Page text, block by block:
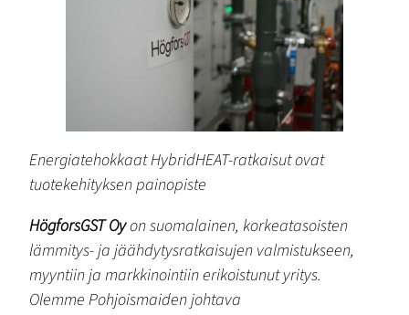
Energiatehokkaat HybridHEAT-ratkaisut ovat
tuotekehityksen painopiste
HögforsGST Oyon suomalainen, korkeatasoisten
lämmitys- ja jäähdytysratkaisujen valmistukseen,
myyntiin ja markkinointiin erikoistunut yritys.
Olemme Pohjoismaiden johtava